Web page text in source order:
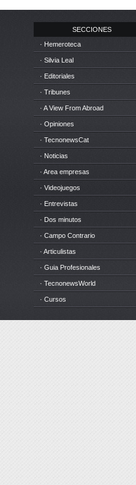
SECCIONES
· Hemeroteca
· Silvia Leal
· Editoriales
· Tribunes
· A View From Abroad
· Opiniones
· TecnonewsCat
· Noticias
· Area empresas
· Videojuegos
· Entrevistas
· Dos minutos
· Campo Contrario
· Articulistas
· Guia Profesionales
· TecnonewsWorld
· Cursos